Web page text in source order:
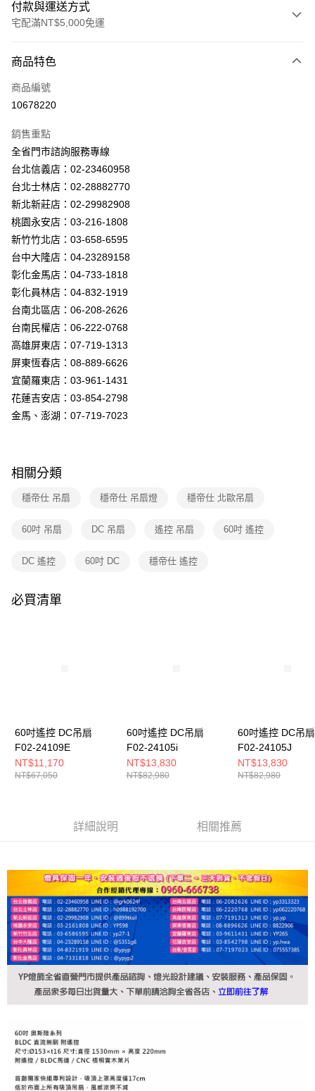
付款與運送方式
宅配滿NT$5,000免運
信用卡一次付款
LINE Pay
街口支付
悠遊付
Google Pay
全盈+PAY
AFTEE先享後付
相關說明
【關於「AFTEE先享後付」】
AFTEE先享後付是「在收到商品之後才付款」的支付方式。 讓您購物簡單
便利好安心！
１．簡單：不需註冊會員、不需綁卡、不需儲值。
３．安心：先確認商品／服務後，再付款。
【「AFTEE先享後付」結帳流程】
１．於結帳方式選擇「AFTEE先享後付」後，將跳轉至「AFTEE先享後付」
結帳頁面，進行簡訊認證並確認金額後，即可完成結帳。
２．訂單成立數日內，您將收到繳費通知簡訊。
後付繳納相關費用。
是否繳費成功／繳費後需取消欲退款等相關疑問，請聯繫「AFTEE先享後付
易，需依本服務之必要範圍內提供個人資料，並將交易相關給付款項請求債
https://aftee.tw/terms/#terms3
ATM付款
運送方式
新竹貨運宅配
商品特色
商品編號
10678220
銷售重點
全省門市諮詢服務專線
台北信義店：02-23460958
台北士林店：02-28882770
新北新莊店：02-29982908
桃園永安店：03-216-1808
新竹竹北店：03-658-6595
台中大隆店：04-23289158
彰化金馬店：04-733-1818
彰化員林店：04-832-1919
台南北區店：06-208-2626
台南民權店：06-222-0768
高雄屏東店：07-719-1313
屏東恆春店：08-889-6626
宜蘭羅東店：03-961-1431
花蓮吉安店：03-854-2798
金馬、澎湖：07-719-7023
相關分類
穩帝仕 吊扇 穩帝仕 吊扇燈 穩帝仕 北歐吊扇
60吋 吊扇 DC 吊扇 遙控 吊扇 60吋 遙控
DC 遙控 60吋 DC 穩帝仕 遙控
必買清單
60吋遙控 DC吊扇
F02-24109E
NT$11,170
NT$67,050
60吋遙控 DC吊扇
F02-24105i
NT$13,830
NT$82,980
60吋遙控 DC吊扇
F02-24105J
NT$13,830
NT$82,980
詳細說明 相關推薦